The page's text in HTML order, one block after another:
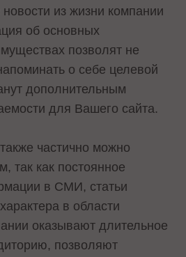
из жизни компании
об основных
позволят не
о себе целевой
дополнительным
для Вашего сайта.
частично можно
так как постоянное
в СМИ, статьи
в области
оказывают длительное
позволяют